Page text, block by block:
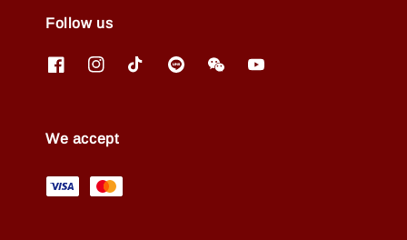
Follow us
We accept